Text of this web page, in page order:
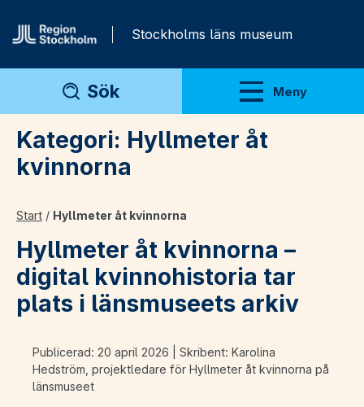
Stockholms läns museum
Sök Meny
Visa meny
Kategori: Hyllmeter åt
kvinnorna
Start / Hyllmeter åt kvinnorna
Hyllmeter åt kvinnorna –
digital kvinnohistoria tar
plats i länsmuseets arkiv
Publicerad: 20 april 2026 | Skribent: Karolina
Hedström, projektledare för Hyllmeter åt kvinnorna på
länsmuseet